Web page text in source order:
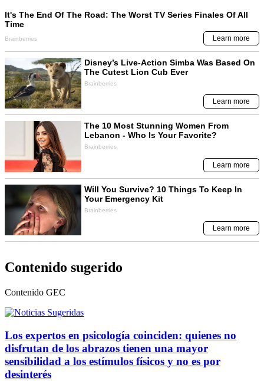
Contenido sugerido
Contenido GEC
Los expertos en psicología coinciden: quienes no
disfrutan de los abrazos tienen una mayor
sensibilidad a los estímulos físicos y no es por
desinterés